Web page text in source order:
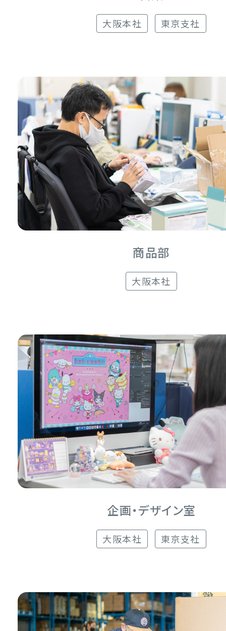
大阪本社 東京支社
商品部
大阪本社
企画・デザイン室
大阪本社 東京支社